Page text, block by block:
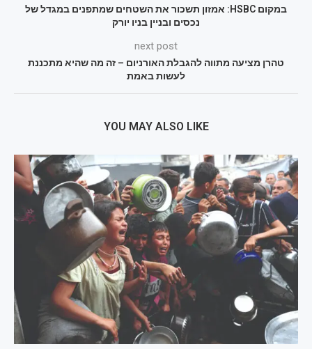
במקום HSBC: אמזון תשכור את השטחים שמתפנים במגדל של
נכסים ובניין בניו יורק
next post
טהרן מציעה מתווה להגבלת האורניום – זה מה שהיא מתכננת
לעשות באמת
YOU MAY ALSO LIKE